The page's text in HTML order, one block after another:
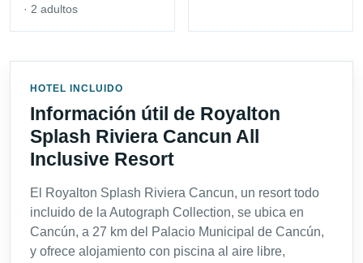
· 2 adultos
HOTEL INCLUIDO
Información útil de Royalton
Splash Riviera Cancun All
Inclusive Resort
El Royalton Splash Riviera Cancun, un resort todo
incluido de la Autograph Collection, se ubica en
Cancún, a 27 km del Palacio Municipal de Cancún,
y ofrece alojamiento con piscina al aire libre,